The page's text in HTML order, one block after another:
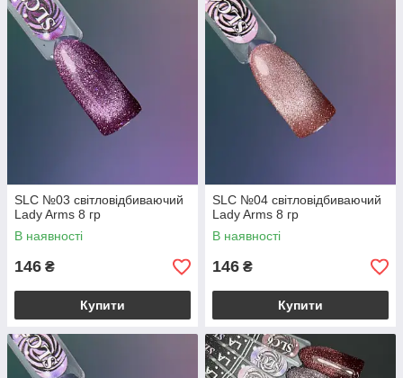
SLC №03 світловідбиваючий
Lady Arms 8 гр
В наявності
146 ₴
Купити
SLC №04 світловідбиваючий
Lady Arms 8 гр
В наявності
146 ₴
Купити